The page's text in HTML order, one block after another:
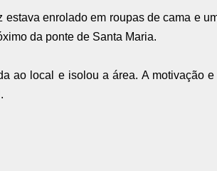
estava enrolado em roupas de cama e
da ponte de Santa Maria.
ao local e isolou a área. A motivação